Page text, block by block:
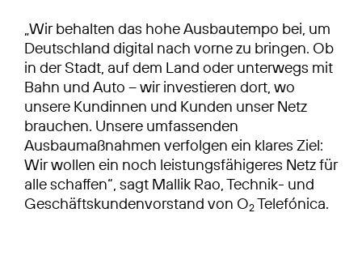
„Wir behalten das hohe Ausbautempo bei, um
Deutschland digital nach vorne zu bringen. Ob
in der Stadt, auf dem Land oder unterwegs mit
Bahn und Auto – wir investieren dort, wo
unsere Kundinnen und Kunden unser Netz
brauchen. Unsere umfassenden
Ausbaumaßnahmen verfolgen ein klares Ziel:
Wir wollen ein noch leistungsfähigeres Netz für
alle schaffen“, sagt Mallik Rao, Technik- und
Geschäftskundenvorstand von O2Telefónica.